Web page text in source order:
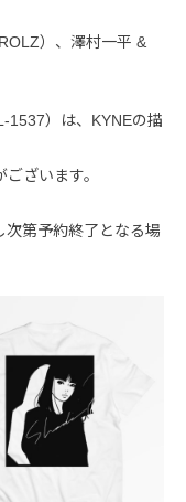
）、澤村一平 &
1537）は、KYNEの描
ざいます。
第予約終了となる場